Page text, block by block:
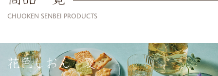
CHUOKEN SENBEI PRODUCTS
花色しおん 夏